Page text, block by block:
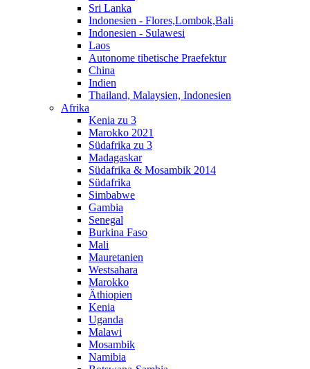
Sri Lanka
Indonesien - Flores,Lombok,Bali
Indonesien - Sulawesi
Laos
Autonome tibetische Praefektur
China
Indien
Thailand, Malaysien, Indonesien
Afrika
Kenia zu 3
Marokko 2021
Südafrika zu 3
Madagaskar
Südafrika & Mosambik 2014
Südafrika
Simbabwe
Gambia
Senegal
Burkina Faso
Mali
Mauretanien
Westsahara
Marokko
Äthiopien
Kenia
Uganda
Malawi
Mosambik
Namibia